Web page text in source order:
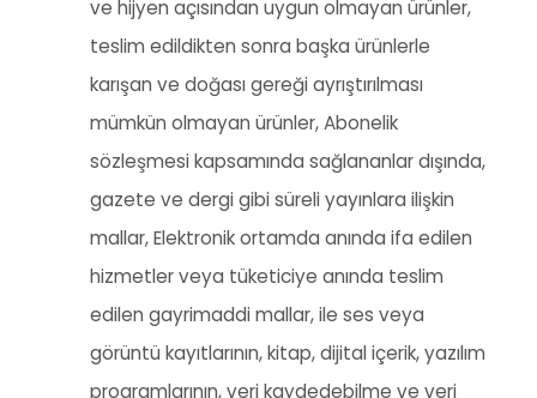
ve hijyen açısından uygun olmayan ürünler,
teslim edildikten sonra başka ürünlerle
karışan ve doğası gereği ayrıştırılması
mümkün olmayan ürünler, Abonelik
sözleşmesi kapsamında sağlananlar dışında,
gazete ve dergi gibi süreli yayınlara ilişkin
mallar, Elektronik ortamda anında ifa edilen
hizmetler veya tüketiciye anında teslim
edilen gayrimaddi mallar, ile ses veya
görüntü kayıtlarının, kitap, dijital içerik, yazılım
programlarının, veri kaydedebilme ve veri